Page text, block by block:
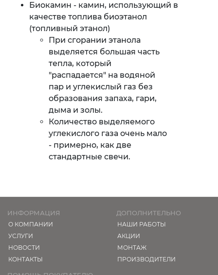
Биокамин - камин, использующий в
качестве топлива биоэтанол
(топливный этанол)
При сгорании этанола
выделяется большая часть
тепла, который
"распадается" на водяной
пар и углекислый газ без
образования запаха, гари,
дыма и золы.
Количество выделяемого
углекислого газа очень мало
- примерно, как две
стандартные свечи.
ИНФОРМАЦИЯ
О КОМПАНИИ
УСЛУГИ
НОВОСТИ
КОНТАКТЫ
ДОПОЛНИТЕЛЬНО
НАШИ РАБОТЫ
АКЦИИ
МОНТАЖ
ПРОИЗВОДИТЕЛИ